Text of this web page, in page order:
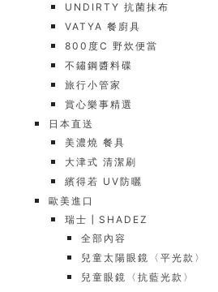
UNDIRTY 抗菌抹布
VATYA 餐廚具
800度C 野炊便當
不鏽鋼醬料碟
旅行小管家
賞心樂事精選
日本直送
美濃燒 餐具
大津式 清潔刷
繽得若 UV防曬
歐美進口
瑞士┃SHADEZ
全部內容
兒童太陽眼鏡〈平光款〉
兒童眼鏡〈抗藍光款〉